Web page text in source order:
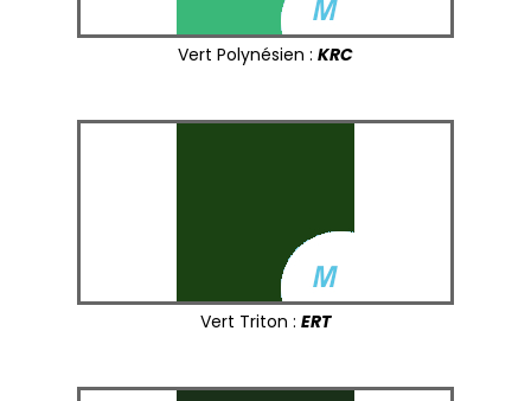
Vert Polynésien : KRC
Vert Triton : ERT